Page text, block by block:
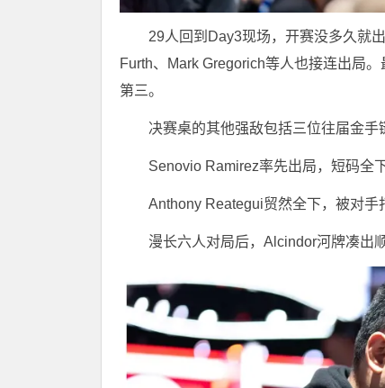
29人回到Day3现场，开赛没多久就
Furth、Mark Gregorich等人也接连出局
第三。
决赛桌的其他强敌包括三位往届金手
Senovio Ramirez率先出局，短码全
Anthony Reategui贸然全下，被对手
漫长六人对局后，Alcindor河牌凑出